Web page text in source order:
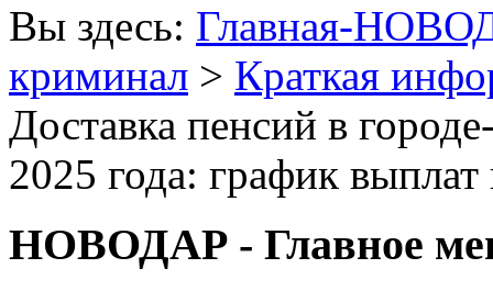
Вы здесь: Главная-
криминал > Краткая
Доставка пенсий в
2025 года: график
НОВОДАР - Главное